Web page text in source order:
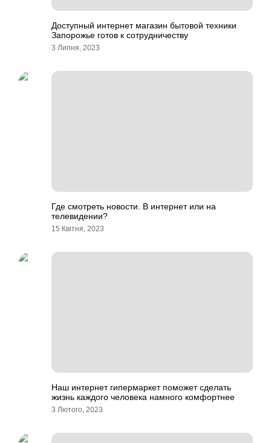
Доступный интернет магазин бытовой техники
Запорожье готов к сотрудничеству
3 Липня, 2023
Где смотреть новости. В интернет или на
телевидении?
15 Квітня, 2023
Наш интернет гипермаркет поможет сделать
жизнь каждого человека намного комфортнее
3 Лютого, 2023